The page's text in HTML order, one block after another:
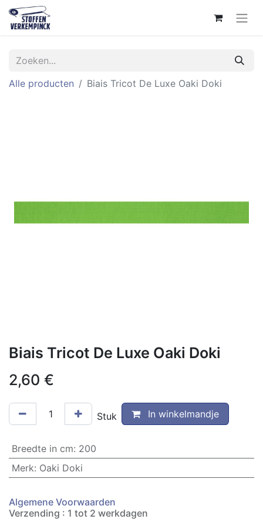
Alle producten Biais Tricot De Luxe Oaki Doki
Biais Tricot De Luxe Oaki Doki
2,60 €
Stuk In winkelmandje
Breedte in cm: 200
Merk: Oaki Doki
Algemene Voorwaarden
Verzending : 1 tot 2 werkdagen